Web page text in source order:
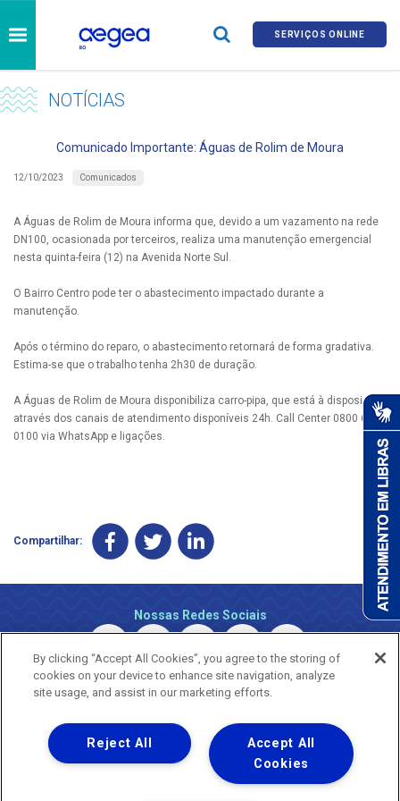
SERVIÇOS ONLINE
NOTÍCIAS
Comunicado Importante: Águas de Rolim de Moura
12/10/2023 Comunicados
A Águas de Rolim de Moura informa que, devido a um vazamento na rede
DN100, ocasionada por terceiros, realiza uma manutenção emergencial
nesta quinta-feira (12) na Avenida Norte Sul.
O Bairro Centro pode ter o abastecimento impactado durante a
manutenção.
Após o término do reparo, o abastecimento retornará de forma gradativa.
Estima-se que o trabalho tenha 2h30 de duração.
A Águas de Rolim de Moura disponibiliza carro-pipa, que está à disposição
através dos canais de atendimento disponíveis 24h. Call Center 0800 690
0100 via WhatsApp e ligações.
Compartilhar:
Nossas Redes Sociais
Copyright © 2026 - Todos os Direitos Reservados.
Nossa natureza movimenta a vida
By clicking “Accept All Cookies”, you agree to the storing of
cookies on your device to enhance site navigation, analyze
site usage, and assist in our marketing efforts.
Accept All
Cookies
Reject All